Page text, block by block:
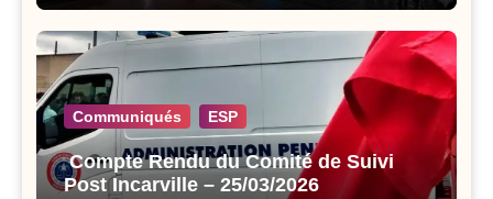
Communiqués ESP
Compte Rendu du Comité de Suivi
Post Incarville – 25/03/2026